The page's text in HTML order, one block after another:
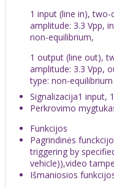
1 input (line in),
amplitude: 3.3 Vpp,
non-equilibrium,
1 output (line out),
amplitude: 3.3 Vpp,
type: non-equilibrium
Signalizacija1 input,
Perkrovimo
Funkcijos
Pagrindinės
triggering by
vehicle)),video
Išmaniosios